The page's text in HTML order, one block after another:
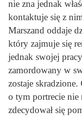
nie zna jednak
kontaktuje się z
Marszand oddaje
który zajmuje się
jednak swojej
zamordowany w
zostaje skradzione.
o tym portrecie nie
zdecydował się